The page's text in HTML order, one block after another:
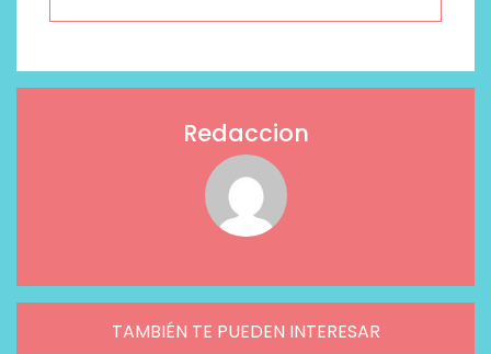
Redaccion
TAMBIÉN TE PUEDEN INTERESAR